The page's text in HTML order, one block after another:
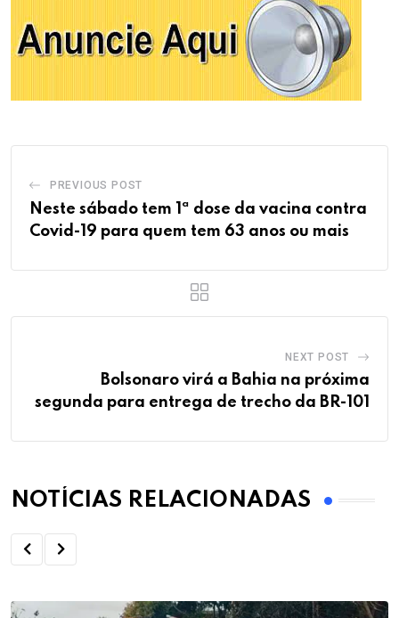
PREVIOUS POST
Neste sábado tem 1ª dose da vacina contra
Covid-19 para quem tem 63 anos ou mais
NEXT POST
Bolsonaro virá a Bahia na próxima
segunda para entrega de trecho da BR-101
NOTÍCIAS RELACIONADAS